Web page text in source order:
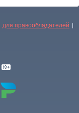
для правообладателей |